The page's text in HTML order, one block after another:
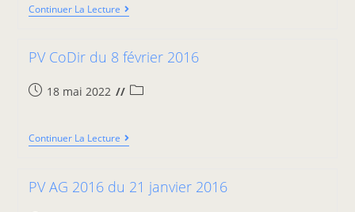
Continuer La Lecture
PV CoDir du 8 février 2016
18 mai 2022
Continuer La Lecture
PV AG 2016 du 21 janvier 2016